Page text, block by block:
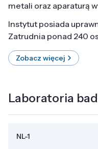
metali oraz aparaturą
Instytut posiada
Zatrudnia ponad 240
Zobacz więcej
Laboratoria
NL-1